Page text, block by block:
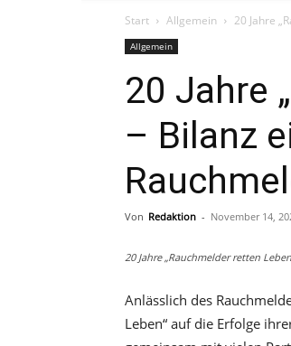
Start Allgemein 20 Jahre
Allgemein
20 Jahre
– Bilanz
Von Redaktion - November 14,
20 Jahre „Rauchmelder retten
Anlässlich des
Leben“ auf die Erfolge